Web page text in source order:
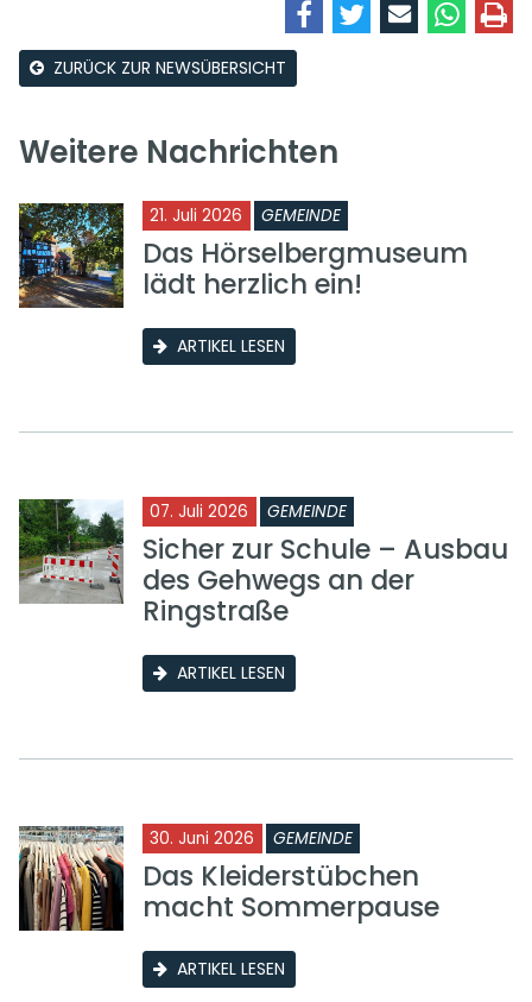
ZURÜCK ZUR NEWSÜBERSICHT
Weitere Nachrichten
21. Juli 2026 GEMEINDE
Das Hörselbergmuseum
lädt herzlich ein!
ARTIKEL LESEN
07. Juli 2026 GEMEINDE
Sicher zur Schule – Ausbau
des Gehwegs an der
Ringstraße
ARTIKEL LESEN
30. Juni 2026 GEMEINDE
Das Kleiderstübchen
macht Sommerpause
ARTIKEL LESEN